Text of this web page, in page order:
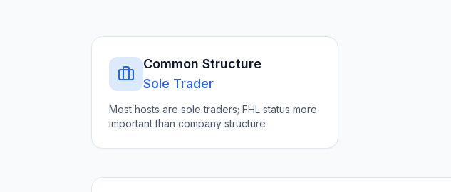
Common Structure
Sole Trader
Most hosts are sole traders; FHL status more
important than company structure